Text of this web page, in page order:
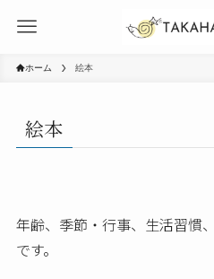
ホーム 絵本
絵本
年齢、季節・行事、生活習慣
です。